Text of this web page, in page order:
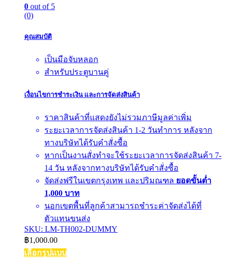
0 out of 5
(0)
คุณสมบัติ
เป็นมือจับหลอก
สำหรับประตูบานคู่
เงื่อนไขการชำระเงิน และการจัดส่งสินค้า
ราคาสินค้าที่แสดงยังไม่รวมภาษีมูลค่าเพิ่ม
ระยะเวลาการจัดส่งสินค้า 1-2 วันทำการ หลังจาก
ทางบริษัทได้รับคำสั่งซื้อ
หากเป็นงานสั่งทำจะใช้ระยะเวลาการจัดส่งสินค้า 7-
14 วัน หลังจากทางบริษัทได้รับคำสั่งซื้อ
จัดส่งฟรีในเขตกรุงเทพ และปริมณฑล ยอดขั้นต่ำ
1,000 บาท
นอกเขตพื้นที่ลูกค้าสามารถชำระค่าจัดส่งได้ที่
ตัวแทนขนส่ง
SKU: LM-TH002-DUMMY
฿1,000.00
เลือกรูปแบบ